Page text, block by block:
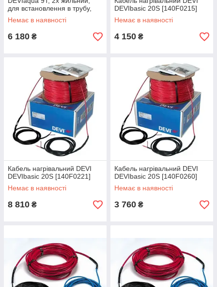
для встановлення в трубу,
25W, 3м, 230V
Немає в наявності
6 180 ₴
DEVIbasic 20S [140F0215]
Немає в наявності
4 150 ₴
Кабель нагрівальний DEVI
DEVIbasic 20S [140F0221]
Немає в наявності
8 810 ₴
Кабель нагрівальний DEVI
DEVIbasic 20S [140F0260]
Немає в наявності
3 760 ₴